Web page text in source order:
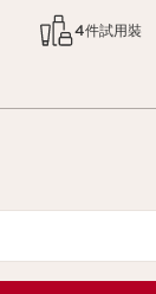
4件試用裝